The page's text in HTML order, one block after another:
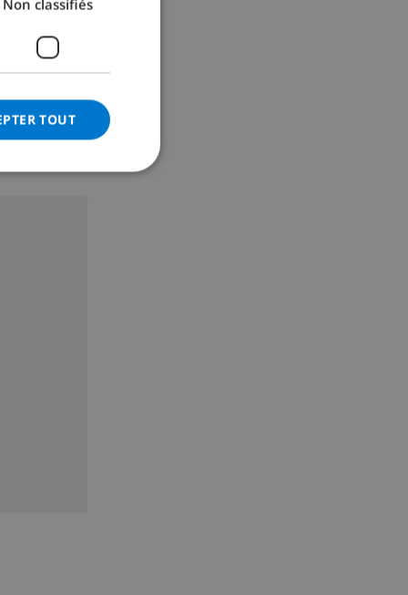
CATALAN
DANISH
Non classifiés
TOUT